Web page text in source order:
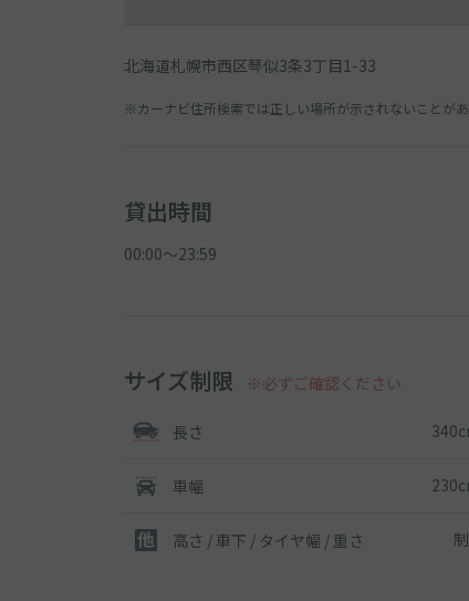
北海道札幌市西区琴似3条3丁目1-33
※カーナビ住所検索では正しい場所が示されないことが
貸出時間
00:00〜23:59
サイズ制限 ※必ずご確認ください
長さ
車幅
高さ / 車下 / タイヤ幅 / 重さ